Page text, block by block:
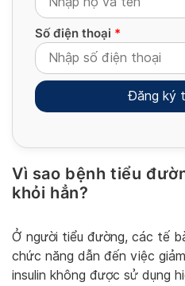
Số điện thoại *
Alternative:
Vì sao bệnh tiểu
khỏi hẳn?
Ở người tiểu đường, các tế
chức năng dẫn đến việc
insulin không được sử dụng